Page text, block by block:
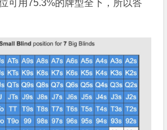
可用75.3%的牌型全下，所以答